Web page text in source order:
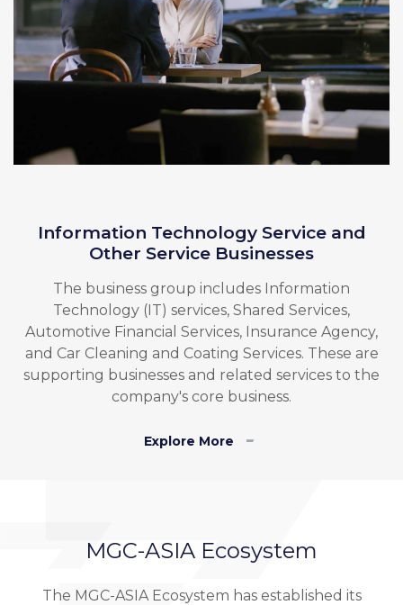
Information Technology Service and
Other Service Businesses
The business group includes Information
Technology (IT) services, Shared Services,
Automotive Financial Services, Insurance Agency,
and Car Cleaning and Coating Services. These are
supporting businesses and related services to the
company's core business.
Explore More
MGC-ASIA Ecosystem
The MGC-ASIA Ecosystem has established its